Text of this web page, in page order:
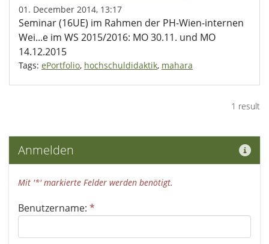
01. December 2014, 13:17
Seminar (16UE) im Rahmen der PH-Wien-internen
Wei...e im WS 2015/2016: MO 30.11. und MO
14.12.2015
Tags: ePortfolio, hochschuldidaktik, mahara
1 result
Anmelden
Mit '*' markierte Felder werden benötigt.
Benutzername: *